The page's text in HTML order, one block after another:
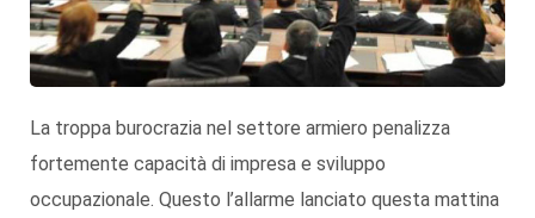
La troppa burocrazia nel settore armiero penalizza
fortemente capacità di impresa e sviluppo
occupazionale. Questo l’allarme lanciato questa mattina